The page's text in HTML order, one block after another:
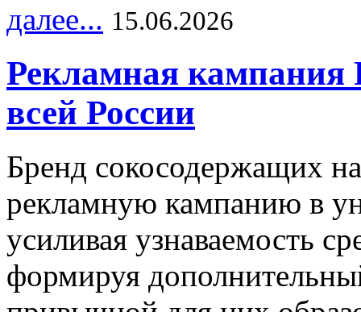
далее... 15.06.2026
Рекламная
всей России
Бренд сокосодержащих
рекламную кампанию в
усиливая узнаваемость
формируя